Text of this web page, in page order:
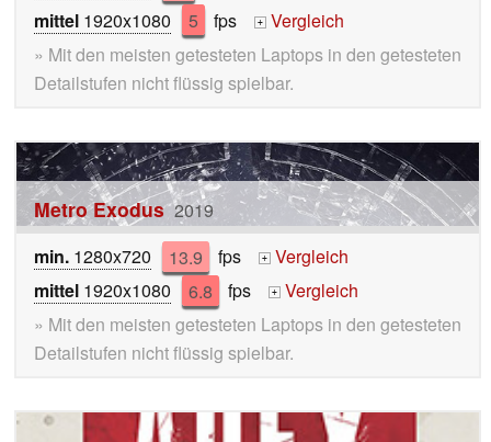
mittel 1920x1080 5 fps +
Vergleich
» Mit den meisten getesteten Laptops in den getesteten
Detailstufen nicht flüssig spielbar.
Metro Exodus 2019
min. 1280x720 13.9 fps +
Vergleich
mittel 1920x1080 6.8 fps +
Vergleich
» Mit den meisten getesteten Laptops in den getesteten
Detailstufen nicht flüssig spielbar.